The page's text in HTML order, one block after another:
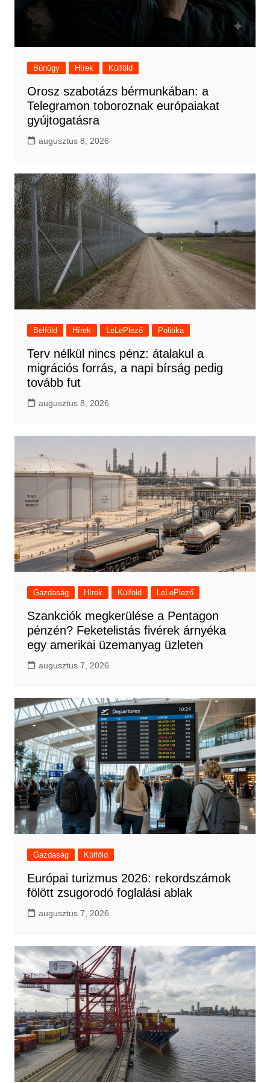
Bűnügy Hírek Külföld
Orosz szabotázs bérmunkában: a
Telegramon toboroznak európaiakat
gyújtogatásra
augusztus 8, 2026
Belföld Hírek LeLePlező Politika
Terv nélkül nincs pénz: átalakul a
migrációs forrás, a napi bírság pedig
tovább fut
augusztus 8, 2026
Gazdaság Hírek Külföld LeLePlező
Szankciók megkerülése a Pentagon
pénzén? Feketelistás fivérek árnyéka
egy amerikai üzemanyag üzleten
augusztus 7, 2026
Gazdaság Külföld
Európai turizmus 2026: rekordszámok
fölött zsugorodó foglalási ablak
augusztus 7, 2026